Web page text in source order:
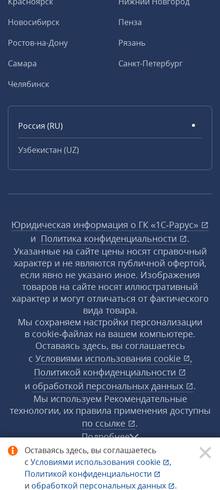
Оставаясь здесь, вы соглашаетесь
с Условиями использования cookie
,
Политикой конфиденциальности
и обработкой персональных данных .
Новосибирск
Пенза
Ростов-на-Дону
Рязань
Самара
Санкт-Петербург
Челябинск
Россия (RU)
Узбекистан (UZ)
Юридическая информация о ГК «1С‑Рарус»
и Политика конфиденциальности
.
Указанные на сайте цены носят справочный
характер и не являются публичной офертой,
если явно не указано иное. Изображения
товаров на сайте носят иллюстративный
характер и могут отличаться от фактического
вида товара.
Мы сохраняем настройки персонализации
в cookie‑файлах на вашем компьютере.
Оставаясь здесь, вы соглашаетесь
с Условиями использования cookie
,
Политикой конфиденциальности
и обработкой персональных данных
.
Мы используем Рекомендательные
технологии, их правила применения доступны
по ссылке
.
Подробнее
© 1998−2026 «1С‑Рарус» ®. Все права
защищены.